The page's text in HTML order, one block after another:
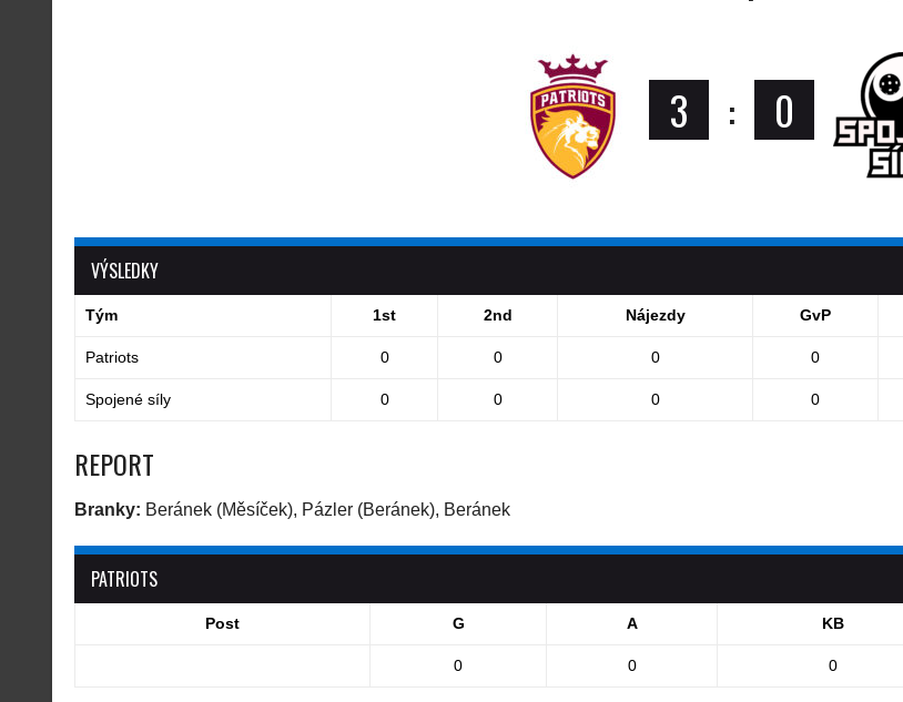
3 : 0
VÝSLEDKY
Tým 1st 2nd Nájezdy GvP
Patriots 0 0 0 0
Spojené síly 0 0 0 0
REPORT
Branky: Beránek (Měsíček), Pázler (Beránek), Beránek
PATRIOTS
Post G A KB
0 0 0